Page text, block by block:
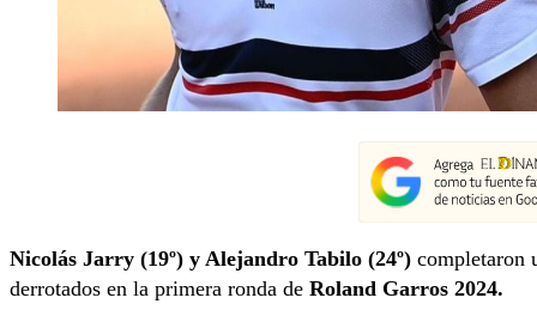
Nicolás Jarry (19º) y Alejandro Tabilo (24º) completaron
derrotados en la primera ronda de Roland Garros 2024.